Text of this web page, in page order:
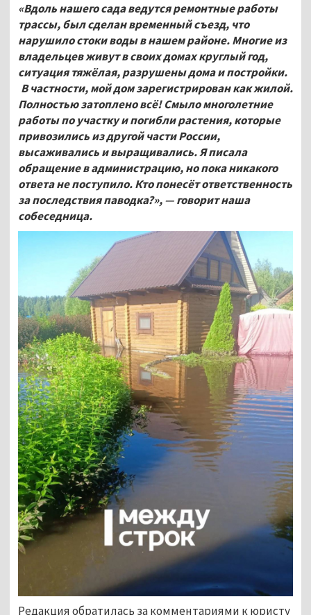
«Вдоль нашего сада ведутся ремонтные работы
трассы, был сделан временный съезд, что
нарушило стоки воды в нашем районе. Многие из
владельцев живут в своих домах круглый год,
ситуация тяжёлая, разрушены дома и постройки.
В частности, мой дом зарегистрирован как жилой.
Полностью затоплено всё! Смыло многолетние
работы по участку и погибли растения, которые
привозились из другой части России,
высаживались и выращивались. Я писала
обращение в администрацию, но пока никакого
ответа не поступило. Кто понесёт ответственность
за последствия паводка?», — говорит наша
собеседница.
Редакция обратилась за комментариями к юристу